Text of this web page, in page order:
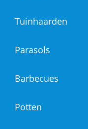
Tuinhaarden
Parasols
Barbecues
Potten